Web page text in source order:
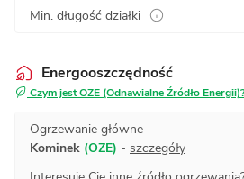
Min. długość działki
Energooszczędność
Czym jest OZE (Odnawialne Źródło
Ogrzewanie główne
Kominek (OZE) - szczegóły